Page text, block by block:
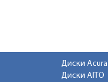
Диски Acura
Диски AITO